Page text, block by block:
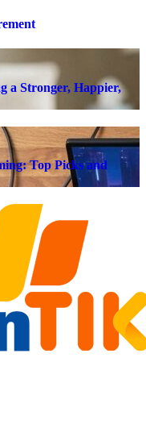
a Stronger, Happier,
Top Picks and